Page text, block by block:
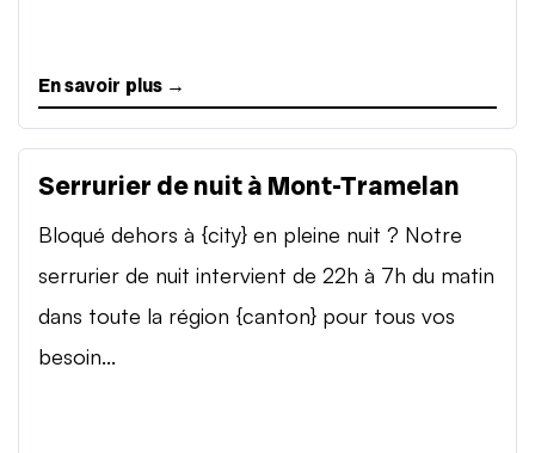
En savoir plus →
Serrurier de nuit à Mont-Tramelan
Bloqué dehors à {city} en pleine nuit ? Notre
serrurier de nuit intervient de 22h à 7h du matin
dans toute la région {canton} pour tous vos
besoin...